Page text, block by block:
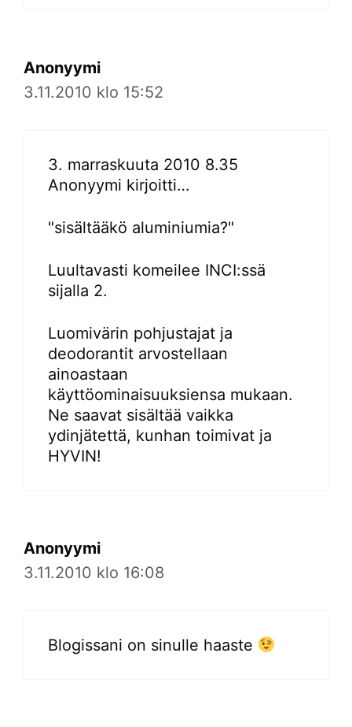
Anonyymi
3.11.2010 klo 15:52
3. marraskuuta 2010 8.35
Anonyymi kirjoitti…
"sisältääkö aluminiumia?"
Luultavasti komeilee INCI:ssä
sijalla 2.
Luomivärin pohjustajat ja
deodorantit arvostellaan
ainoastaan
käyttöominaisuuksiensa mukaan.
Ne saavat sisältää vaikka
ydinjätettä, kunhan toimivat ja
HYVIN!
Anonyymi
3.11.2010 klo 16:08
Blogissani on sinulle haaste